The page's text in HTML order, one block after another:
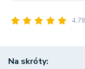
Na skróty: